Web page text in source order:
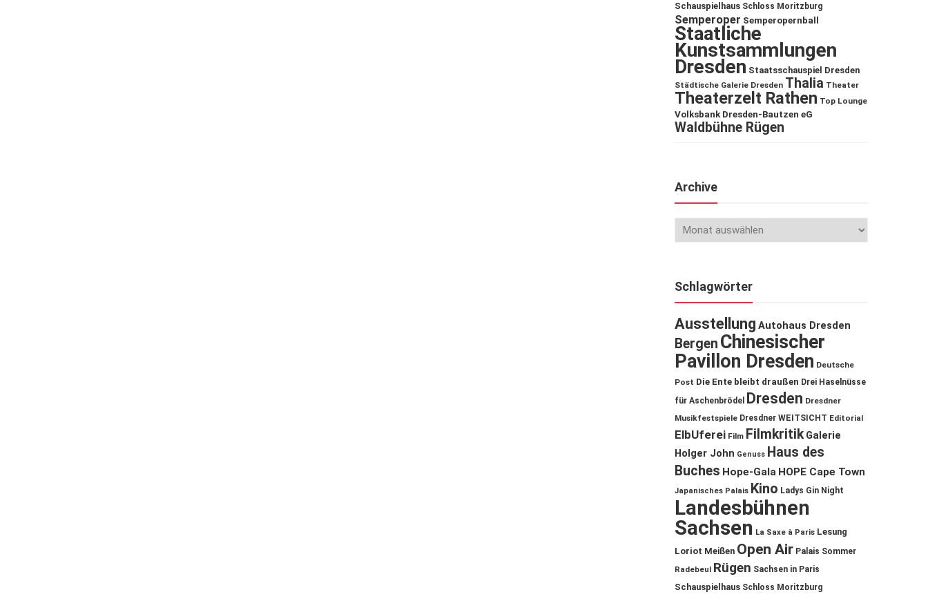
Schauspielhaus Schloss Moritzburg
Semperoper Semperopernball
Staatliche
Kunstsammlungen
Dresden Staatsschauspiel Dresden
Städtische Galerie Dresden Thalia Theater
Theaterzelt Rathen Top Lounge
Volksbank Dresden-Bautzen eG
Waldbühne Rügen
Archive
Schlagwörter
Ausstellung Autohaus Dresden
Bergen Chinesischer
Pavillon Dresden Deutsche
Post Die Ente bleibt draußen Drei Haselnüsse
für Aschenbrödel
Dresden Dresdner
Musikfestspiele Dresdner WEITSICHT Editorial
ElbUferei Film Filmkritik Galerie
Holger John Genuss Haus des
Buches Hope-Gala HOPE Cape Town
Japanisches Palais Kino Ladys Gin Night
Landesbühnen
Sachsen La Saxe à Paris Lesung
Loriot Meißen Open Air Palais Sommer
Radebeul Rügen Sachsen in Paris
Schauspielhaus Schloss Moritzburg